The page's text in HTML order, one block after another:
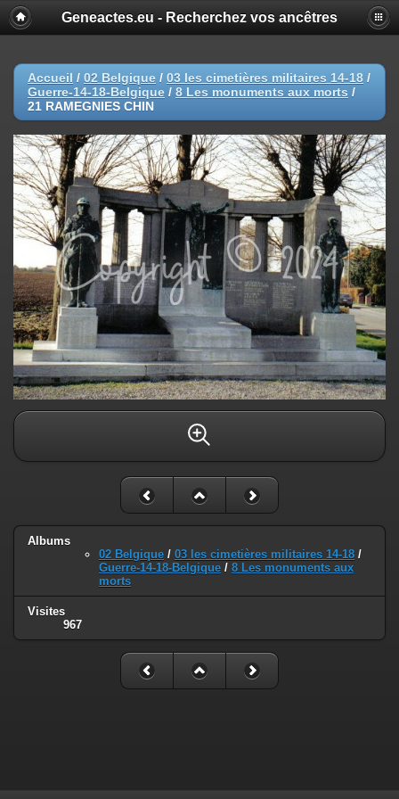
Geneactes.eu - Recherchez vos ancêtres
Accueil / 02 Belgique / 03 les cimetières militaires 14-18 /
Guerre-14-18-Belgique / 8 Les monuments aux morts /
21 RAMEGNIES CHIN
Albums
02 Belgique / 03 les cimetières militaires 14-18 /
Guerre-14-18-Belgique / 8 Les monuments aux
morts
Visites
967